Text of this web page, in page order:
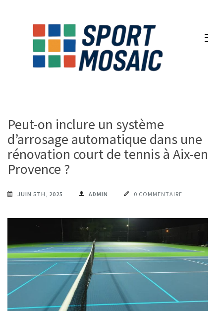
Peut-on inclure un système
d’arrosage automatique dans une
rénovation court de tennis à Aix-en-
Provence ?
JUIN 5TH, 2025 ADMIN 0 COMMENTAIRE